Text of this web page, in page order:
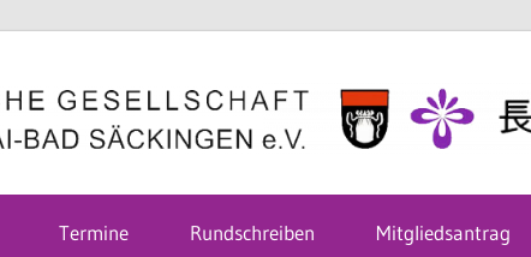
Termine Rundschreiben Mitgliedsantrag